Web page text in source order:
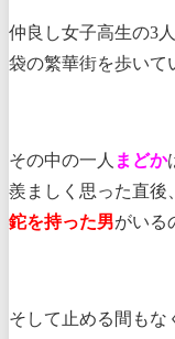
仲良し女子高生の3
袋の繁華街を歩いて
その中の一人 まどか
羨ましく思った直後、
鉈を持った男がいる
そして止める間もな